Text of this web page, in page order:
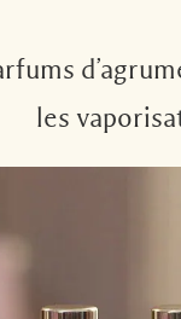
les